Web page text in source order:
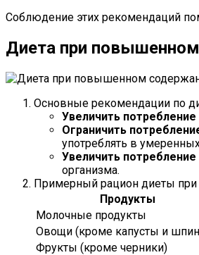
Соблюдение этих рекомендаций
Диета при
Основные рекомендации по
Увеличить
Ограничить
употреблять в
Увеличить
организма.
Примерный рацион диеты
Продукты
Молочные продукты
Овощи (кроме капусты и
Фрукты (кроме черники)